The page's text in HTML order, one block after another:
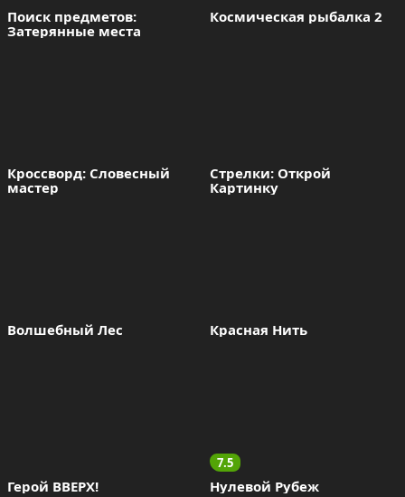
Поиск предметов:
Затерянные места
Космическая рыбалка 2
Кроссворд: Словесный
мастер
Стрелки: Открой
Картинку
Волшебный Лес Красная Нить
Герой ВВЕРХ!
7.5
Нулевой Рубеж